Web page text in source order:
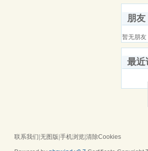
朋友
暂无朋友
最近
联系我们 无图版 手机浏览 清除Cookies